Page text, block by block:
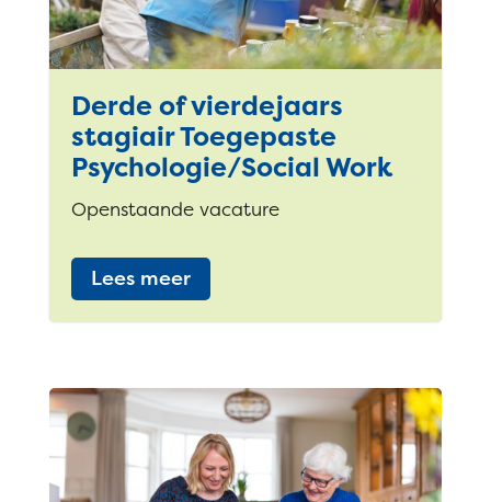
Derde of vierdejaars
stagiair Toegepaste
Psychologie/Social Work
Openstaande vacature
Lees meer